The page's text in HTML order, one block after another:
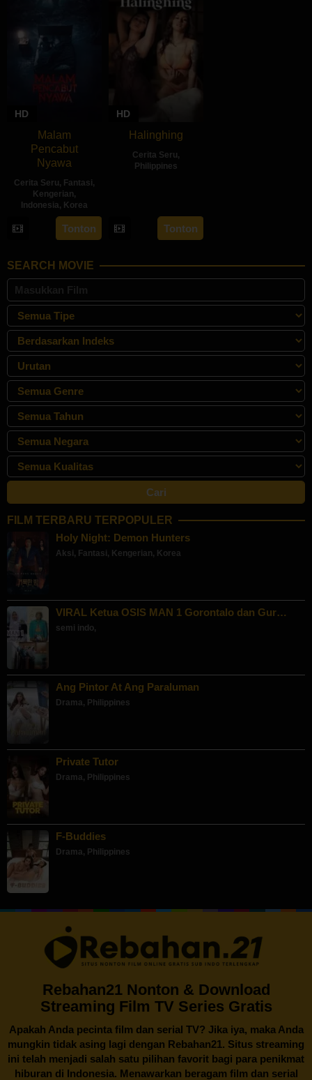
HD
Malam
Pencabut
Nyawa
Cerita Seru, Fantasi,
Kengerian,
Indonesia, Korea
22
May
Sidharta
Tata
Tonton
HD
Halinghing
Cerita Seru,
Philippines
2024
Tonton
SEARCH MOVIE
FILM TERBARU TERPOPULER
Holy Night: Demon Hunters
Aksi, Fantasi, Kengerian, Korea
VIRAL Ketua OSIS MAN 1 Gorontalo dan Gur…
semi indo,
Ang Pintor At Ang Paraluman
Drama, Philippines
Private Tutor
Drama, Philippines
F-Buddies
Drama, Philippines
Rebahan21 Nonton & Download
Streaming Film TV Series Gratis
Apakah Anda pecinta film dan serial TV? Jika iya, maka Anda
mungkin tidak asing lagi dengan Rebahan21. Situs streaming
ini telah menjadi salah satu pilihan favorit bagi para penikmat
hiburan di Indonesia. Menawarkan beragam film dan serial